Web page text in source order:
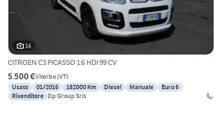
14
CITROEN C3 PICASSO 1.6 HDI 99 CV
5.500 €Viterbo(VT)
Usato
01/2016 182000 Km Diesel Manuale
Euro 6
Rivenditore Dp Group Srls